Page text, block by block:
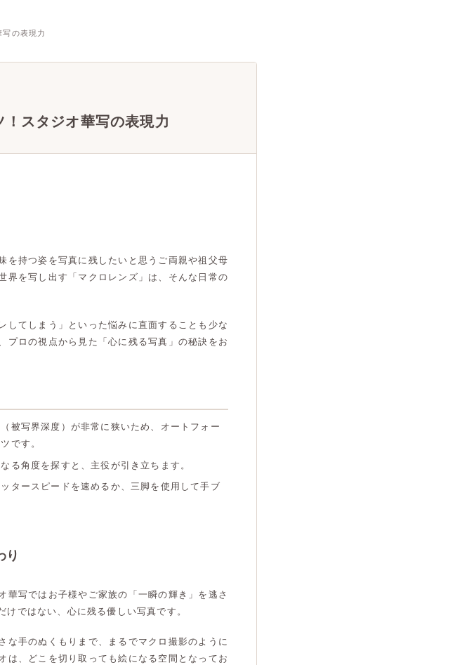
の表現力
スタジオ華写の表現力
を持つ姿を写真に残したいと思うご両親や祖父母
界を写し出す「マクロレンズ」は、そんな日常の
してしまう」といった悩みに直面することも少な
プロの視点から見た「心に残る写真」の秘訣をお
被写界深度）が非常に狭いため、オートフォー
です。
る角度を探すと、主役が引き立ちます。
タースピードを速めるか、三脚を使用して手ブ
り
華写ではお子様やご家族の「一瞬の輝き」を逃さ
ではない、心に残る優しい写真です。
な手のぬくもりまで、まるでマクロ撮影のように
は、どこを切り取っても絵になる空間となってお